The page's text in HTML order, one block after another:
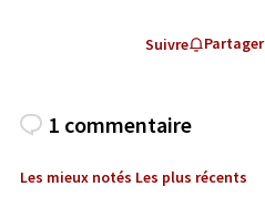
Suivre Partager
1 commentaire
Les mieux notés Les plus récents